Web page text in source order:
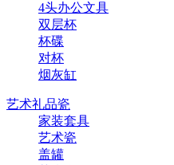
4头办公文具
双层杯
杯碟
对杯
烟灰缸
艺术礼品瓷
家装套具
艺术瓷
盖罐